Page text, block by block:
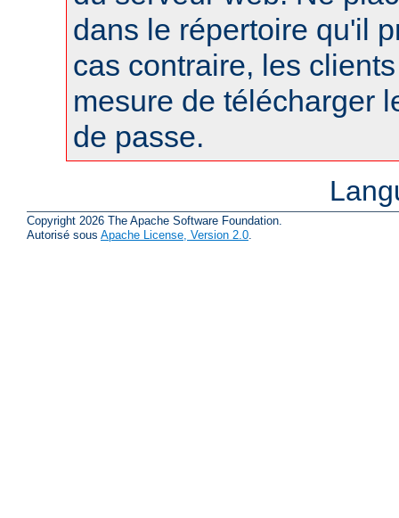
dans le répertoire qu'il
cas contraire, les
mesure de télécharger
de passe.
Copyright 2026 The Apache Software Foundation.
Autorisé sous Apache License, Version 2.0.